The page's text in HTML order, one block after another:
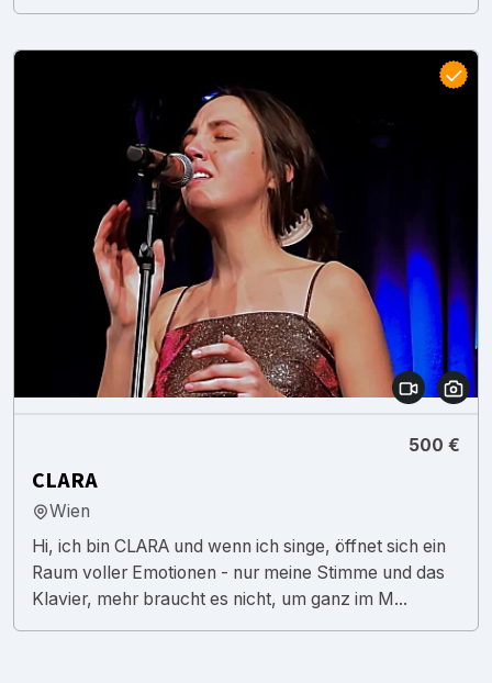
500 €
CLARA
Wien
Hi, ich bin CLARA und wenn ich singe, öffnet sich ein
Raum voller Emotionen - nur meine Stimme und das
Klavier, mehr braucht es nicht, um ganz im M...